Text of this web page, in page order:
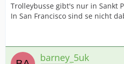
Trolleybusse gibt's nur in Sankt
In San Francisco sind se nicht
barney_5uk